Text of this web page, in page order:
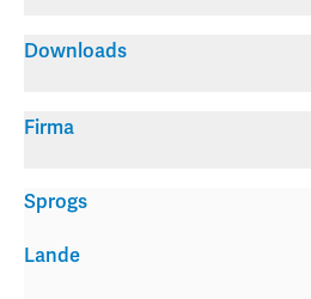
Downloads
Firma
Sprogs
Lande